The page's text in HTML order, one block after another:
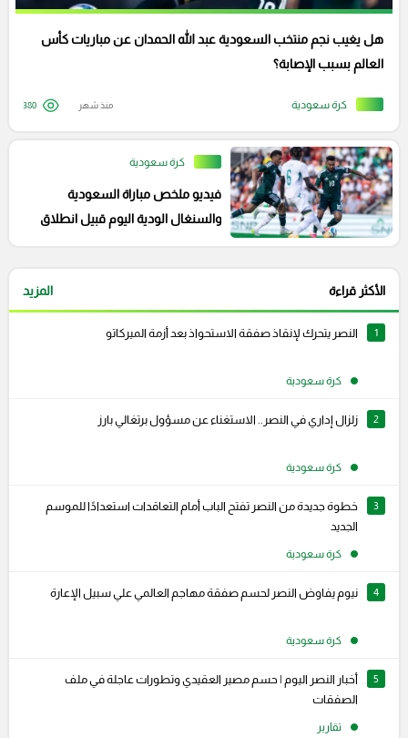
كرة سعودية
هل يغيب نجم منتخب السعودية عبد الله الحمدان عن مباريات كأس
العالم بسبب الإصابة؟
منذ شهر 380
كرة سعودية
فيديو ملخص مباراة السعودية
والسنغال الودية اليوم قبيل انطلاق
الأكثر قراءة المزيد
1 النصر يتحرك لإنقاذ صفقة الاستحواذ بعد أزمة الميركاتو
كرة سعودية
2 زلزال إداري في النصر.. الاستغناء عن مسؤول برتغالي بارز
كرة سعودية
3
خطوة جديدة من النصر تفتح الباب أمام التعاقدات استعدادًا للموسم
الجديد
كرة سعودية
4 نيوم يفاوض النصر لحسم صفقة مهاجم العالمي علي سبيل الإعارة
كرة سعودية
5
أخبار النصر اليوم | حسم مصير العقيدي وتطورات عاجلة في ملف
الصفقات
تقارير